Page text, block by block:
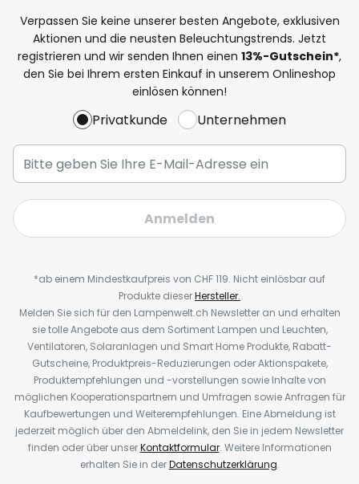
Verpassen Sie keine unserer besten Angebote, exklusiven
Aktionen und die neusten Beleuchtungstrends. Jetzt
registrieren und wir senden Ihnen einen 13%-Gutschein*,
den Sie bei Ihrem ersten Einkauf in unserem Onlineshop
einlösen können!
Privatkunde Unternehmen
Anmelden
*ab einem Mindestkaufpreis von CHF 119. Nicht einlösbar auf
Produkte dieserHersteller.
Melden Sie sich für den Lampenwelt.ch Newsletter an und erhalten
sie tolle Angebote aus dem Sortiment Lampen und Leuchten,
Ventilatoren, Solaranlagen und Smart Home Produkte, Rabatt-
Gutscheine, Produktpreis-Reduzierungen oder Aktionspakete,
Produktempfehlungen und -vorstellungen sowie Inhalte von
möglichen Kooperationspartnern und Umfragen sowie Anfragen für
Kaufbewertungen und Weiterempfehlungen. Eine Abmeldung ist
jederzeit möglich über den Abmeldelink, den Sie in jedem Newsletter
finden oder über unserKontaktformular. Weitere Informationen
erhalten Sie in derDatenschutzerklärung.